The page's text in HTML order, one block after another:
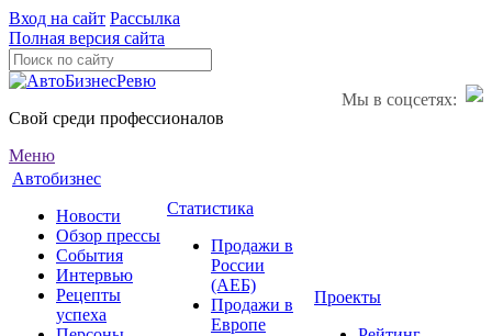
Вход на сайт Рассылка
Полная версия сайта
Мы в соцсетях:
Свой среди профессионалов
Меню
Автобизнес
Новости
Обзор прессы
События
Интервью
Рецепты
успеха
Статистика
Продажи в
России
(АЕБ)
Продажи в
Европе
Проекты